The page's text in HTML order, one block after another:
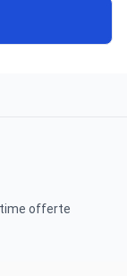
offerte